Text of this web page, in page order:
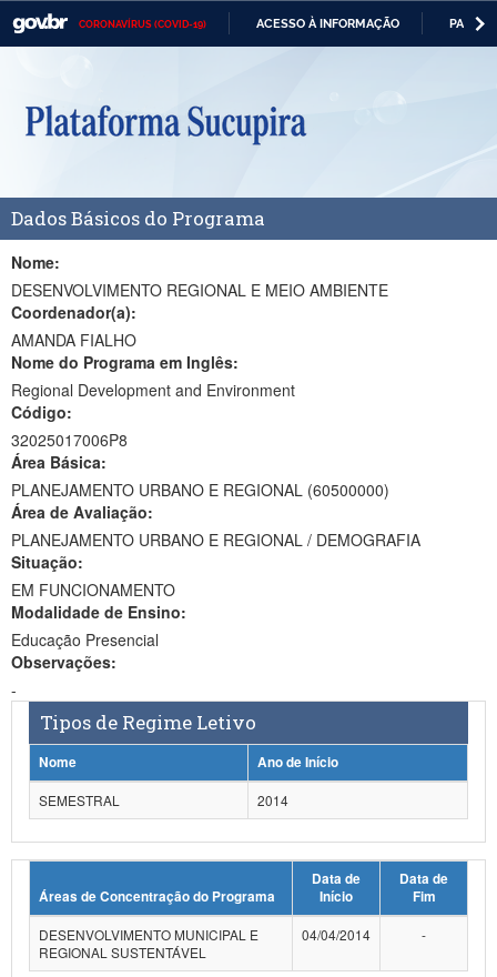
CORONAVÍRUS (COVID-19) ACESSO À INFORMAÇÃO
Casa Civil
Ministério da Defesa
Ministério da Economia
Ministério da Infraestrutura
Ministério da Educação
Ministério da Cidadania
Ministério da Saúde
Ministério da Ciência, Tecnologia, Inovações e Comunicações
Ministério do Meio Ambiente
Ministério do Turismo
Ministério do Desenvolvimento Regional
Controladoria-Geral da União
Ministério da Mulher, da Família e dos Direitos Humanos
Banco Central do Brasil
Dados Básicos do Programa
Nome:
DESENVOLVIMENTO REGIONAL E MEIO AMBIENTE
Coordenador(a):
AMANDA FIALHO
Nome do Programa em Inglês:
Regional Development and Environment
Código:
32025017006P8
Área Básica:
PLANEJAMENTO URBANO E REGIONAL (60500000)
Área de Avaliação:
PLANEJAMENTO URBANO E REGIONAL / DEMOGRAFIA
Situação:
EM FUNCIONAMENTO
Modalidade de Ensino:
Educação Presencial
Observações:
-
Tipos de Regime Letivo
Nome
Ano de Início
SEMESTRAL
2014
Áreas de Concentração do Programa
Data de
Início
Data de
Fim
DESENVOLVIMENTO MUNICIPAL E
REGIONAL SUSTENTÁVEL
04/04/2014 -